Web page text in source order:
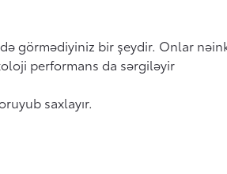
görmədiyiniz bir şeydir. Onlar
performans da sərgiləyir
saxlayır.